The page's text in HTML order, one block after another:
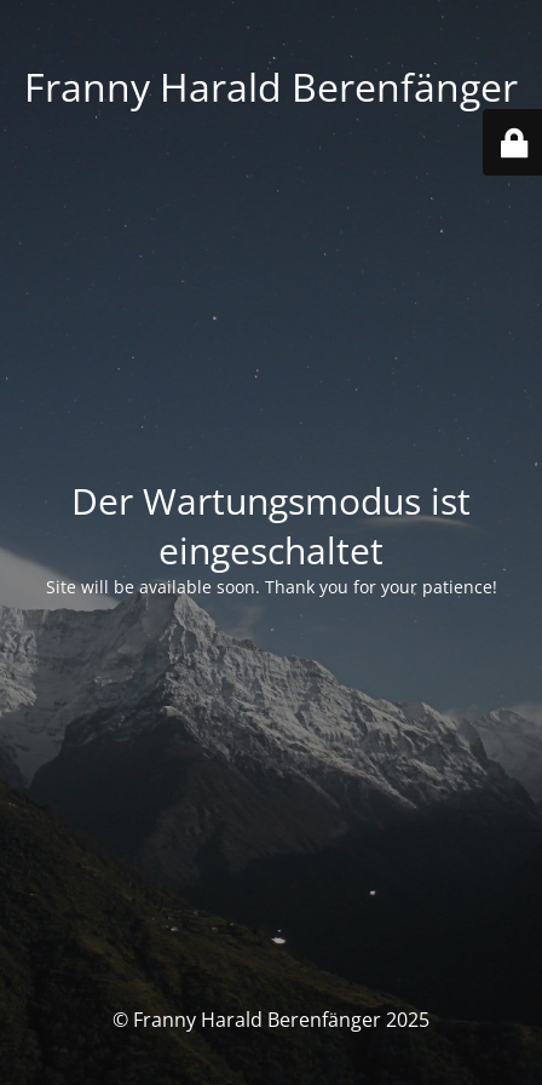
Franny Harald Berenfänger
Der Wartungsmodus ist
eingeschaltet
Site will be available soon. Thank you for your patience!
© Franny Harald Berenfänger 2025